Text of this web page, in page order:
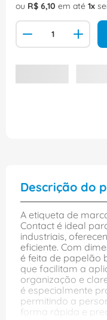
ou R$ 6,10 em até 1
Descrição do
A etiqueta de
Contact é ideal
industriais,
eficiente. Com
é feita de papelão
que facilitam a
organização e
é especialmente
permitindo a
forma rápida e